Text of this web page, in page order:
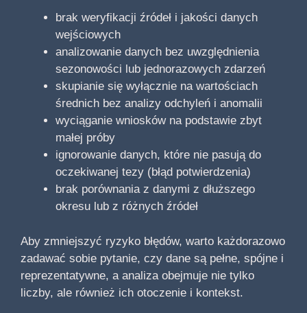
brak weryfikacji źródeł i jakości danych
wejściowych
analizowanie danych bez uwzględnienia
sezonowości lub jednorazowych zdarzeń
skupianie się wyłącznie na wartościach
średnich bez analizy odchyleń i anomalii
wyciąganie wniosków na podstawie zbyt
małej próby
ignorowanie danych, które nie pasują do
oczekiwanej tezy (błąd potwierdzenia)
brak porównania z danymi z dłuższego
okresu lub z różnych źródeł
Aby zmniejszyć ryzyko błędów, warto każdorazowo
zadawać sobie pytanie, czy dane są pełne, spójne i
reprezentatywne, a analiza obejmuje nie tylko
liczby, ale również ich otoczenie i kontekst.